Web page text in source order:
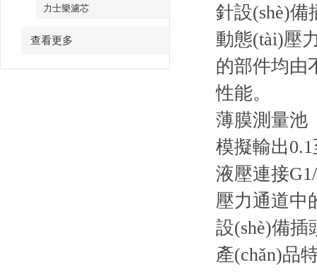
力士樂濾芯
查看更多
針設(shè)備
動態(tài)壓
的部件均由
性能。
薄膜測量池
模擬輸出
液壓連接
壓力通道中
設(shè)備
產(chǎn)品